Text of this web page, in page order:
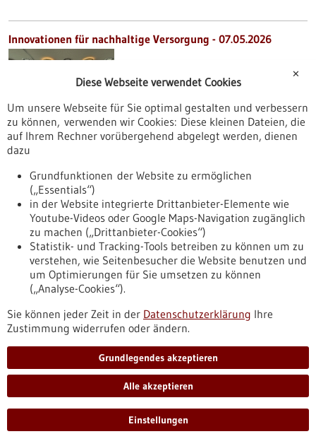
Innovationen für nachhaltige Versorgung - 07.05.2026
Open Innovation Day – Circular Health:
Nachhaltigkeit als Innovationstreiber im
Gesundheitswesen
Wie kann das Gesundheitswesen ressourcenschonender,
resilienter und zugleich innovativer werden? Diese Frage
stand im Mittelpunkt des Open Innovation Day „Circular
Health: Innovation für nachhaltige Versorgung“ am 4. Mai
2026, zu dem die BIOPRO eingeladen hatte. Expertinnen und
Experten aus Klinik, Wissenschaft und Industrie diskutierten
gemeinsam, wie sich die Prinzipien der Kreislaufwirtschaft
gezielt im Gesundheitswesen verankern lassen.
https://www.bio-pro.de/infothek/pressemitteilungen/open-
innovation-day-circular-health-nachhaltigkeit-als-
innovationstreiber-im-gesundheitswesen
Pressemitteilung - 07.05.2026
Zwei Millionen Euro für den Ausbau des
BioTechParks Freiburg
✕
Diese Webseite verwendet Cookies
Um unsere Webseite für Sie optimal gestalten und verbessern
zu können, verwenden wir Cookies: Diese kleinen Dateien, die
auf Ihrem Rechner vorübergehend abgelegt werden, dienen
dazu
Grundfunktionen der Website zu ermöglichen
(„Essentials“)
in der Website integrierte Drittanbieter-Elemente wie
Youtube-Videos oder Google Maps-Navigation zugänglich
zu machen („Drittanbieter-Cookies“)
Statistik- und Tracking-Tools betreiben zu können um zu
verstehen, wie Seitenbesucher die Website benutzen und
um Optimierungen für Sie umsetzen zu können
(„Analyse-Cookies“).
Sie können jeder Zeit in der Datenschutzerklärung Ihre
Zustimmung widerrufen oder ändern.
Grundlegendes akzeptieren
Alle akzeptieren
Einstellungen